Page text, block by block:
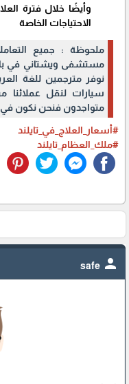
وأيضًا خلال فترة
الاحتياجات الخاصة
ملحوظة : جميع
مستشفى ويشتاني في
نوفر مترجمين للغة
سيارات لنقل عملائنا
متواجدون فنحن نكون
#ملك_العظام_تايلند
person